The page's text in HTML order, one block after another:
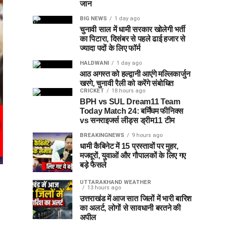
जान
BIG NEWS 1 day ago
चुनावी साल में धामी सरकार खोलेगी भर्ती
का पिटारा, दिसंबर से पहले ढाई हजार से
ज्यादा पदों के लिए फॉर्म
HALDWANI 1 day ago
आठ अगस्त को हल्द्वानी आएंगे मल्लिकार्जुन
खरगे, चुनावी रैली को करेंगे संबोधित
CRICKET 18 hours ago
BPH vs SUL Dream11 Team
Today Match 24: बर्मिंघम फीनिक्स
vs सनराइजर्स लीड्स ड्रीम11 टीम
BREAKINGNEWS 9 hours ago
धामी कैबिनेट में 15 प्रस्तावों पर मुहर,
मजदूरों, युवाओं और गौपालकों के लिए गए
बड़े फैसले
UTTARAKHAND WEATHER
13 hours ago
उत्तराखंड में आज सात जिलों में भारी बारिश
का अलर्ट, लोगों से सावधानी बरतने की
अपील